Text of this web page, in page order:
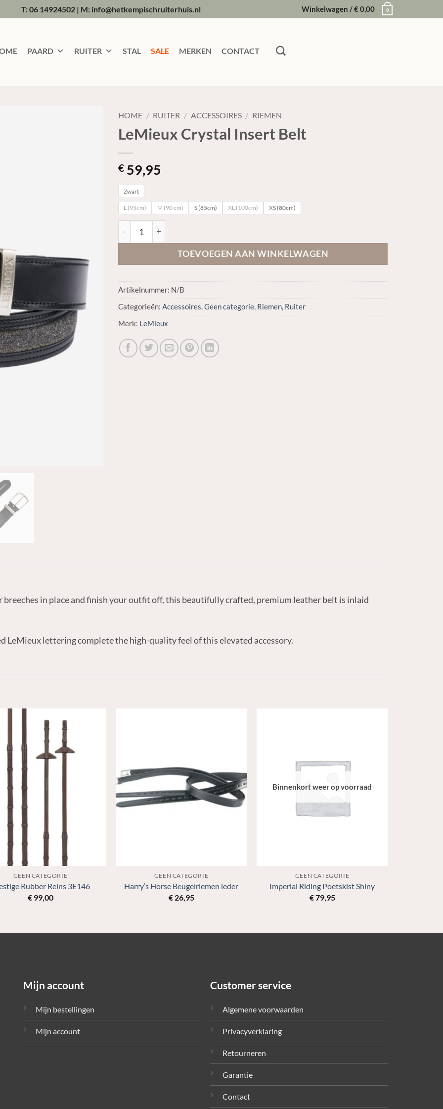
T: 06 14924502| M: info@hetkempischruiterhuis.nl Winkelwagen /€0,00 0
PAARD RUITER STAL SALE MERKEN CONTACT
HOME / RUITER / ACCESSOIRES / RIEMEN
LeMieux Crystal Insert Belt
€ 59,95
Zwart
L (95cm) M (90 cm) S (85cm) XL (100cm) XS (80cm)
TOEVOEGEN AAN WINKELWAGEN
Artikelnummer: N/B
Categorieën: Accessoires,Geen categorie, Riemen, Ruiter
Merk: LeMieux
in place and finish your outfit off, this beautifully crafted, premium leather belt is inlaid
LeMieux lettering complete the high-quality feel of this elevated accessory.
GEEN CATEGORIE
Rubber Reins 3E146
€99,00
GEEN CATEGORIE
Harry’s Horse Beugelriemen leder
€26,95
Binnenkort weer op voorraad
GEEN CATEGORIE
Imperial Riding Poetskist Shiny
€79,95
Mijn account
Mijn bestellingen
Mijn account
Customer service
Algemene voorwaarden
Privacyverklaring
Retourneren
Garantie
Contact